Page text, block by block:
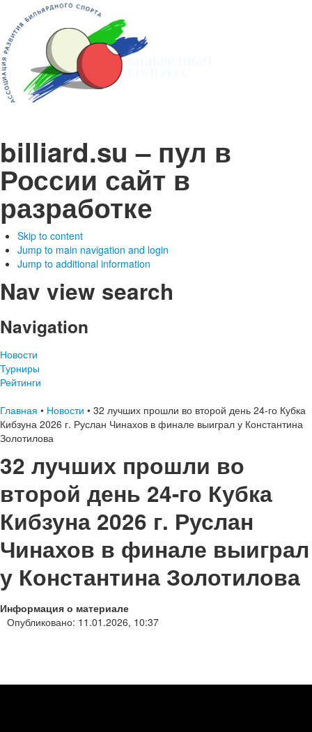
billiard.su – пул в
России сайт в
разработке
Skip to content
Jump to main navigation and login
Jump to additional information
Nav view search
Navigation
Новости
Турниры
Рейтинги
Главная • Новости • 32 лучших прошли во второй день 24-го Кубка
Кибзуна 2026 г. Руслан Чинахов в финале выиграл у Константина
Золотилова
32 лучших прошли во
второй день 24-го Кубка
Кибзуна 2026 г. Руслан
Чинахов в финале выиграл
у Константина Золотилова
Информация о материале
Опубликовано: 11.01.2026, 10:37